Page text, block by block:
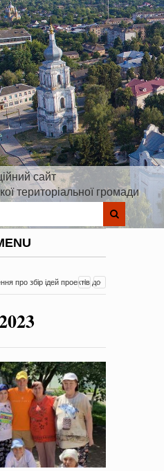
сайт
територіальної громади
про збір ідей проектів до
Оголошення про збір ідей